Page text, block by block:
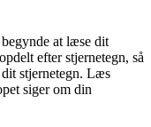
at læse dit
efter stjernetegn, så
stjernetegn. Læs
siger om din